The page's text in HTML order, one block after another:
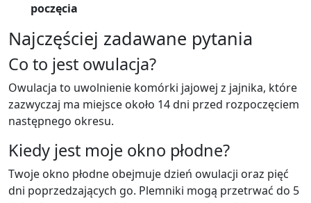
poczęcia
Najczęściej zadawane pytania
Co to jest owulacja?
Owulacja to uwolnienie komórki jajowej z jajnika, które
zazwyczaj ma miejsce około 14 dni przed rozpoczęciem
następnego okresu.
Kiedy jest moje okno płodne?
Twoje okno płodne obejmuje dzień owulacji oraz pięć
dni poprzedzających go. Plemniki mogą przetrwać do 5